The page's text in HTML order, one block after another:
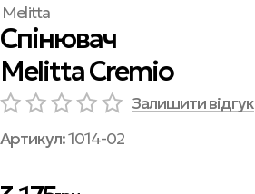
Melitta
Спінювач
Melitta Cremio
Залишити відгук
Артикул:1014-02